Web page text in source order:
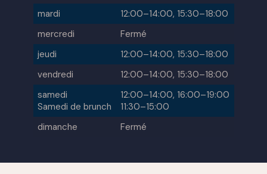
mardi
12:00–14:00, 15:30–18:00
mercredi
Fermé
jeudi
12:00–14:00, 15:30–18:00
vendredi
12:00–14:00, 15:30–18:00
samedi
Samedi de brunch
12:00–14:00, 16:00–19:00
11:30–15:00
dimanche
Fermé